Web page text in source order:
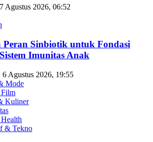
Agustus 2026, 06:52
Peran Sinbiotik untuk Fondasi
Imunitas Anak
6 Agustus 2026, 19:55
Mode
Kuliner
& Tekno